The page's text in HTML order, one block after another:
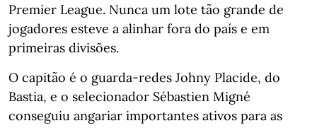
Premier League. Nunca um lote tão grande de
jogadores esteve a alinhar fora do país e em
primeiras divisões.
O capitão é o guarda-redes Johny Placide, do
Bastia, e o selecionador Sébastien Migné
conseguiu angariar importantes ativos para as